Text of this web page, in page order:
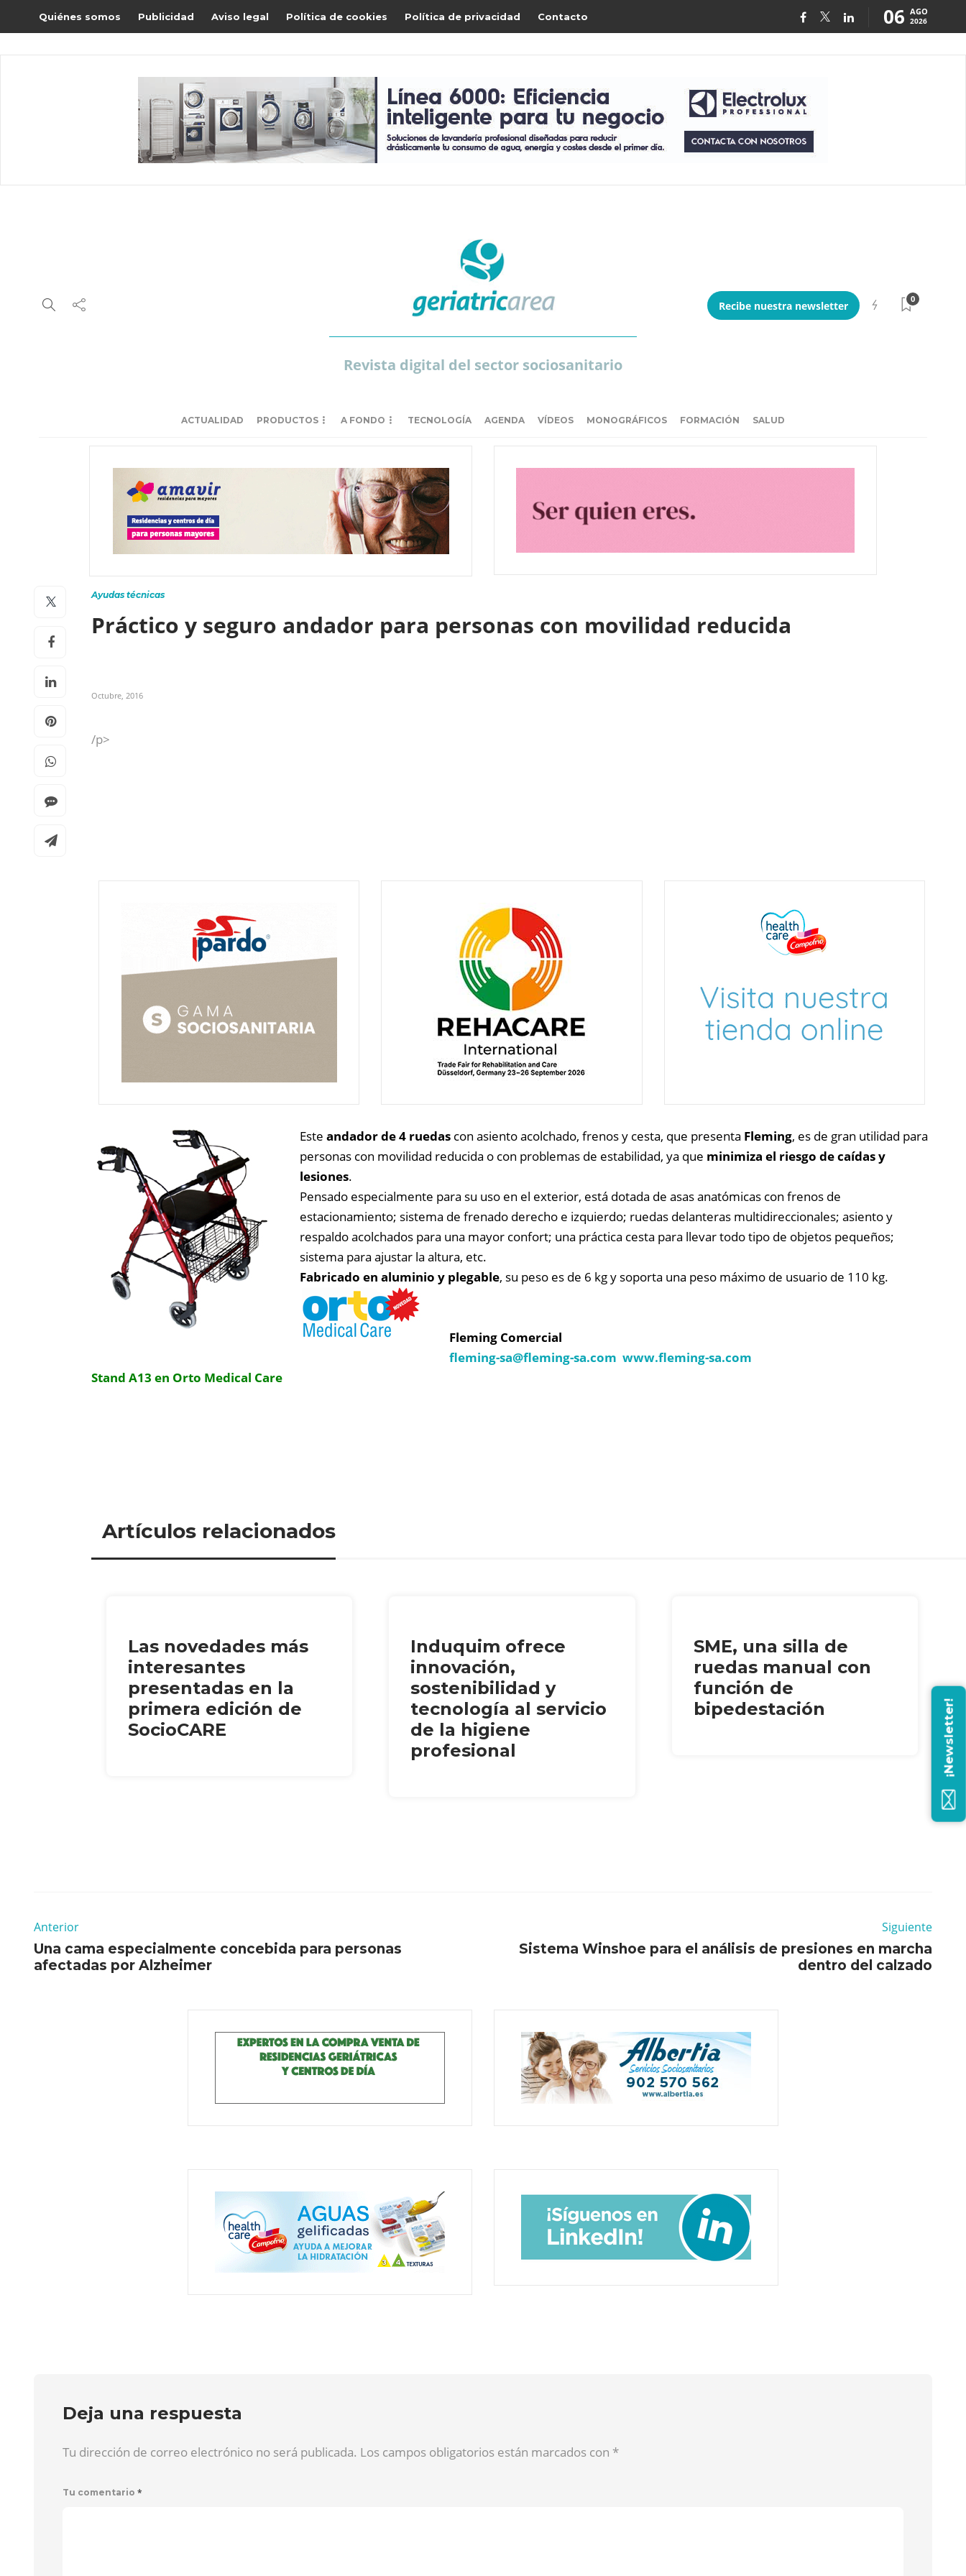
Quiénes somos Publicidad Aviso legal Política de cookies Política de privacidad Contacto 06 AGO
2026
Revista digital del sector sociosanitario
Recibe nuestra newsletter
0
ACTUALIDAD PRODUCTOS A FONDO TECNOLOGÍA AGENDA VÍDEOS MONOGRÁFICOS FORMACIÓN SALUD
Ayudas técnicas
Práctico y seguro andador para personas con movilidad reducida
Octubre, 2016
/p>
Este andador de 4 ruedas con asiento acolchado, frenos y cesta, que presenta Fleming, es de gran utilidad para
personas con movilidad reducida o con problemas de estabilidad, ya que minimiza el riesgo de caídas y
lesiones.
Pensado especialmente para su uso en el exterior, está dotada de asas anatómicas con frenos de
estacionamiento; sistema de frenado derecho e izquierdo; ruedas delanteras multidireccionales; asiento y
respaldo acolchados para una mayor confort; una práctica cesta para llevar todo tipo de objetos pequeños;
sistema para ajustar la altura, etc.
Fabricado en aluminio y plegable, su peso es de 6 kg y soporta una peso máximo de usuario de 110 kg.
Fleming Comercial
fleming-sa@fleming-sa.com www.fleming-sa.com
Stand A13 en Orto Medical Care
Artículos relacionados
Las novedades más
interesantes
presentadas en la
primera edición de
SocioCARE
Induquim ofrece
innovación,
sostenibilidad y
tecnología al servicio
de la higiene
profesional
SME, una silla de
ruedas manual con
función de
bipedestación
Anterior
Una cama especialmente concebida para personas
afectadas por Alzheimer
Siguiente
Sistema Winshoe para el análisis de presiones en marcha
dentro del calzado
Deja una respuesta
Tu dirección de correo electrónico no será publicada. Los campos obligatorios están marcados con *
Tu comentario *
¡Newsletter!